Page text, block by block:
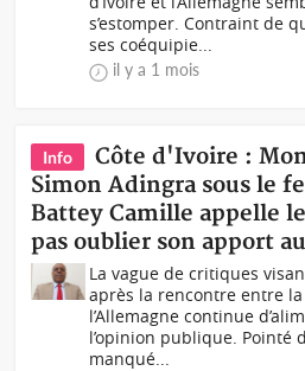
s’estomper. Contraint de
ses coéquipie...
il y a 1 mois
Info
Côte d'Ivoire :
Simon Adingra sous le
Battey Camille appelle
pas oublier son apport
La vague de critiques
après la rencontre entre la
l’Allemagne continue
l’opinion publique. Pointé
manqué...